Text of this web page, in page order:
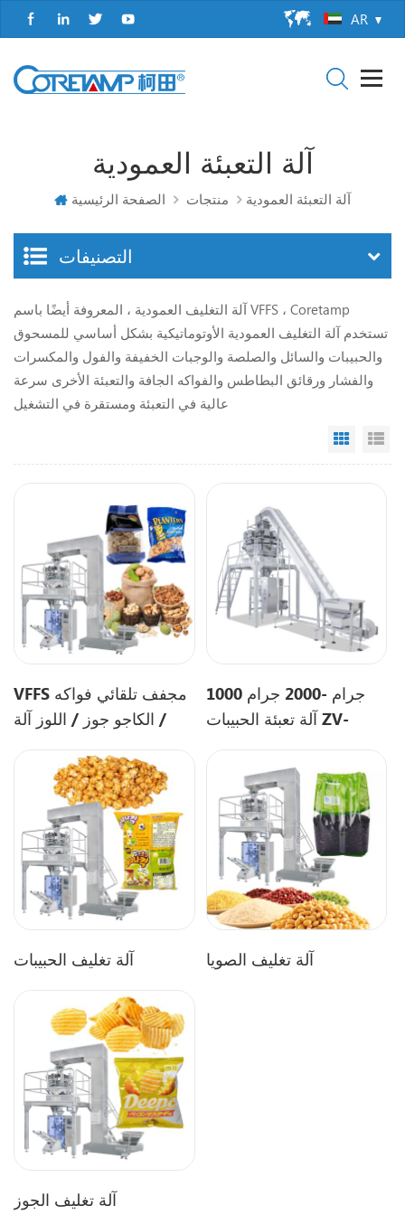
AR
آلة التعبئة العمودية
الصفحة الرئيسية منتجات آلة التعبئة العمودية
التصنيفات
آلة التغليف العمودية ، المعروفة أيضًا باسم VFFS ، Coretamp
تستخدم آلة التغليف العمودية الأوتوماتيكية بشكل أساسي للمسحوق
والحبيبات والسائل والصلصة والوجبات الخفيفة والفول والمكسرات
والفشار ورقائق البطاطس والفواكه الجافة والتعبئة الأخرى سرعة
عالية في التعبئة ومستقرة في التشغيل
Grid
VFFS مجفف تلقائي فواكه
/ الكاجو جوز / اللوز آلة
1000 جرام -2000 جرام
آلة تعبئة الحبيبات ZV-
آلة تغليف الحبيبات آلة تغليف الصويا
آلة تغليف الجوز